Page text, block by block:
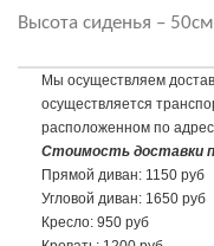
Высота сиденья – 50см
Мы осуществляем
осуществляется
расположенном по
Стоимость доставки
Прямой диван: 1150 руб
Угловой диван: 1650 руб
Кресло: 950 руб